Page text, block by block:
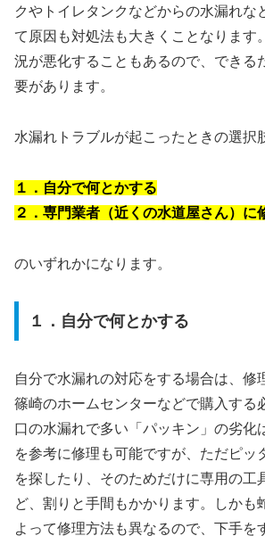
クやトイレタンクなどからの水漏れな
て原因も対処法も大きくことなります
況が悪化することもあるので、できる
要があります。
水漏れトラブルが起こったときの選択
１．自分で何とかする
２．専門業者（近くの水道屋さん）に
のいずれかになります。
１．自分で何とかする
自分で水漏れの対応をする場合は、修
篠崎のホームセンターなどで購入する
口の水漏れで多い「パッキン」の劣化
を参考に修理も可能ですが、ただピッ
を探したり、そのためだけに専用の工
ど、割りと手間もかかります。しかも
よって修理方法も異なるので、下手を